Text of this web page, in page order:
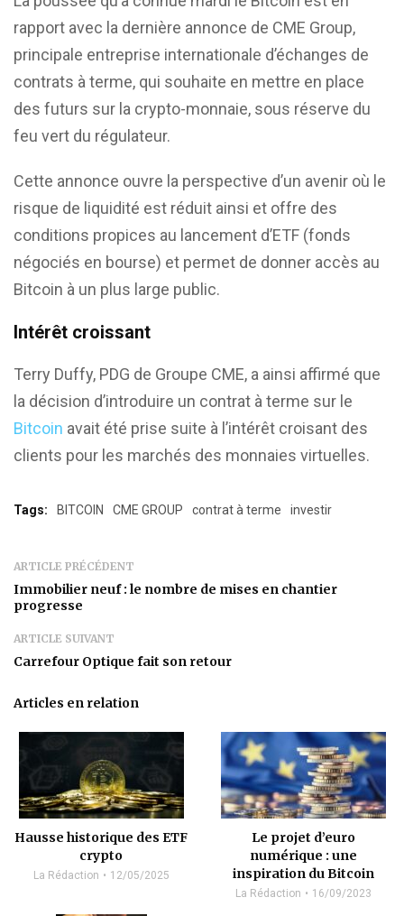
rapport avec la dernière annonce de CME Group,
principale entreprise internationale d’échanges de
contrats à terme, qui souhaite en mettre en place
des futurs sur la crypto-monnaie, sous réserve du
feu vert du régulateur.
Cette annonce ouvre la perspective d’un avenir où le
risque de liquidité est réduit ainsi et offre des
conditions propices au lancement d’ETF (fonds
négociés en bourse) et permet de donner accès au
Bitcoin à un plus large public.
Intérêt croissant
Terry Duffy, PDG de Groupe CME, a ainsi affirmé que
la décision d’introduire un contrat à terme sur le
Bitcoin avait été prise suite à l’intérêt croisant des
clients pour les marchés des monnaies virtuelles.
Tags: BITCOIN CME GROUP contrat à terme investir
ARTICLE PRÉCÉDENT
Immobilier neuf : le nombre de mises en chantier
progresse
ARTICLE SUIVANT
Carrefour Optique fait son retour
Articles en relation
Hausse historique des ETF
crypto
La Rédaction 12/05/2025
Le projet d’euro
numérique : une
inspiration du Bitcoin
La Rédaction 16/09/2023